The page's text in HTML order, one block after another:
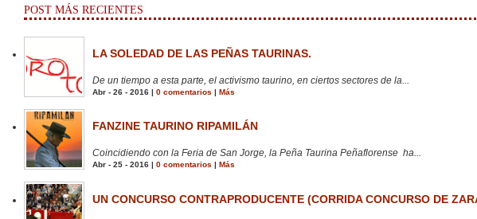
POST MÁS RECIENTES
LA SOLEDAD DE LAS PEÑAS TAURINAS.
De un tiempo a esta parte, el activismo taurino, en ciertos sectores de la...
Abr - 26 - 2016 | 0 comentarios | Más
FANZINE TAURINO RIPAMILÁN
Coincidiendo con la Feria de San Jorge, la Peña Taurina Peñaflorense ha...
Abr - 25 - 2016 | 0 comentarios | Más
UN CONCURSO CONTRAPRODUCENTE (CORRIDA CONCURSO DE